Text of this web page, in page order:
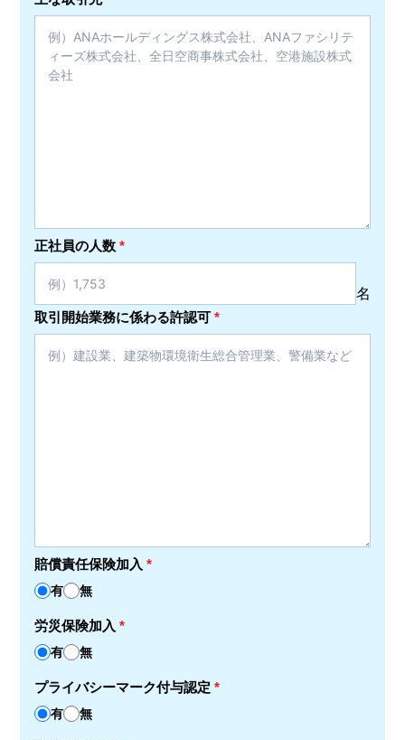
正社員の人数 *
名
取引開始業務に係わる許認可 *
賠償責任保険加入 *
有 無
労災保険加入 *
有 無
プライバシーマーク付与認定 *
有 無